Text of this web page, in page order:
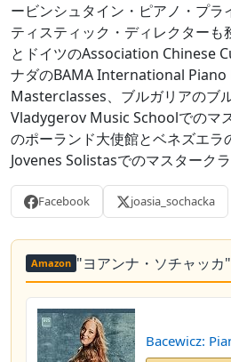
ービンシュタイン・ピアノ・プラ
ティスティック・ディレクターも
とドイツのAssociation Chinese
ナダのBAMA International Piano
Masterclasses、ブルガリアのブ
Vladygerov Music Schoolでのマ
のポーランド大使館とベネズエ
Jovenes Solistasでのマスターク
Facebook joasia_sochacka
Amazon "ヨアンナ・ソチャッカ
Bacewicz: